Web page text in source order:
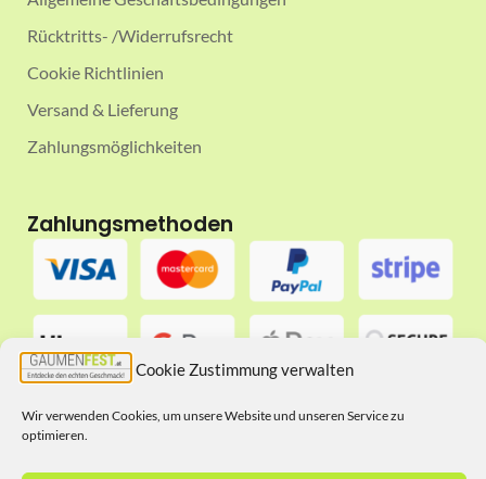
Cookie Zustimmung verwalten
Wir verwenden Cookies, um unsere Website und unseren Service zu
optimieren.
Rücktritts- /Widerrufsrecht
Cookie Richtlinien
Versand & Lieferung
Zahlungsmöglichkeiten
Zahlungsmethoden
Folgt uns auf